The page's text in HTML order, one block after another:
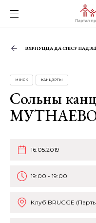
ВЯРНУЦЦА ДА СПІСУ
МІНСК КАНЦЭРТЫ
Сольны
16.05.2019
19:00 - 19:00
Клуб BRUGGE